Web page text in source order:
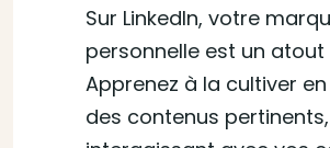
Sur LinkedIn, votre
personnelle est un atout
Apprenez à la cultiver
des contenus